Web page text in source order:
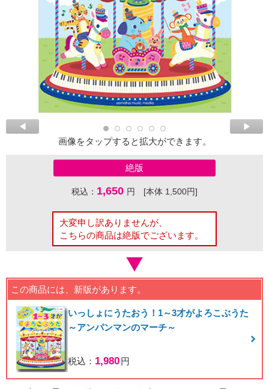
画像をタップすると拡大ができます。
絶版
税込： 1,650 円 [本体 1,500円]
大変申し訳ありませんが、
こちらの商品は絶版でございます。
この商品には、新版があります。
いっしょにうたおう！1～3才がよろこぶうた
～アンパンマンのマーチ～
税込： 1,980円